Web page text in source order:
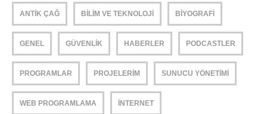
ANTIK ÇAĞ BILIM VE TEKNOLOJI BIYOGRAFI
GENEL GÜVENLIK HABERLER PODCASTLER
PROGRAMLAR PROJELERIM SUNUCU YÖNETIMI
WEB PROGRAMLAMA İNTERNET